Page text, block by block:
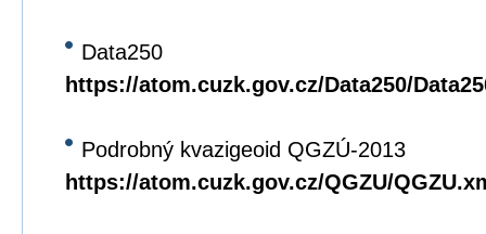
Data250
https://atom.cuzk.gov.cz/Data250/
Podrobný kvazigeoid QGZÚ-2013
https://atom.cuzk.gov.cz/QGZU/